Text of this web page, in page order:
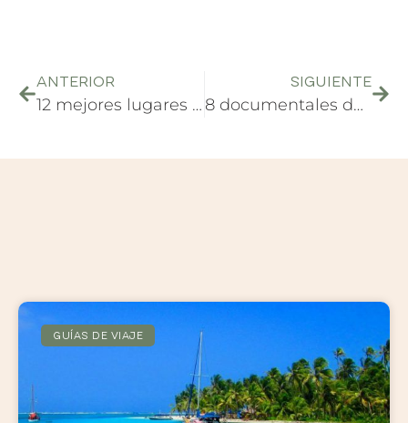
ANTERIOR
12 mejores lugares que ver en Berlín
SIGUIENTE
8 documentales del mundo para enamorarse del planeta
GUÍAS DE VIAJE